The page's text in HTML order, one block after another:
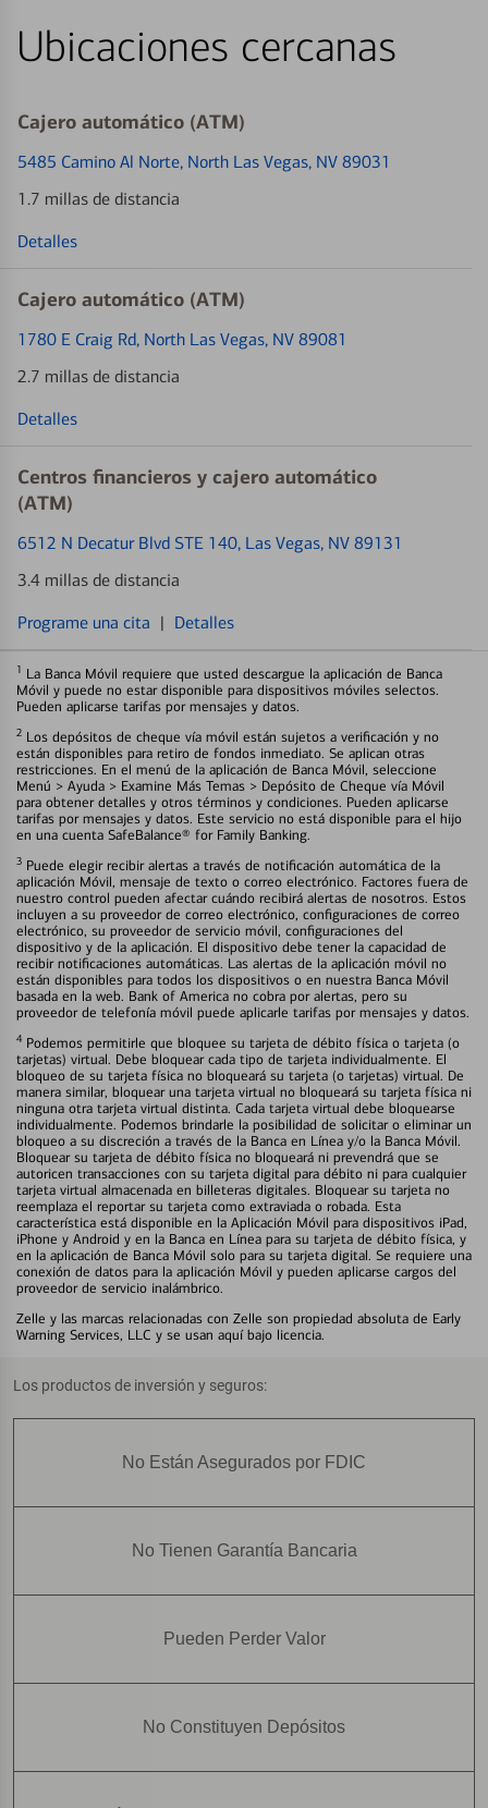
Ubicaciones cercanas
Cajero automático (ATM)
5485 Camino Al Norte, North Las Vegas, NV 89031
1.7 millas de distancia
Detalles
Cajero automático (ATM)
1780 E Craig Rd, North Las Vegas, NV 89081
2.7 millas de distancia
Detalles
Centros financieros y cajero automático
(ATM)
6512 N Decatur Blvd STE 140, Las Vegas, NV 89131
3.4 millas de distancia
Programe una cita | Detalles
1 La Banca Móvil requiere que usted descargue la aplicación de Banca
Móvil y puede no estar disponible para dispositivos móviles selectos.
Pueden aplicarse tarifas por mensajes y datos.
2 Los depósitos de cheque vía móvil están sujetos a verificación y no
están disponibles para retiro de fondos inmediato. Se aplican otras
restricciones. En el menú de la aplicación de Banca Móvil, seleccione
Menú > Ayuda > Examine Más Temas > Depósito de Cheque vía Móvil
para obtener detalles y otros términos y condiciones. Pueden aplicarse
tarifas por mensajes y datos. Este servicio no está disponible para el hijo
en una cuenta SafeBalance® for Family Banking.
3 Puede elegir recibir alertas a través de notificación automática de la
aplicación Móvil, mensaje de texto o correo electrónico. Factores fuera de
nuestro control pueden afectar cuándo recibirá alertas de nosotros. Estos
incluyen a su proveedor de correo electrónico, configuraciones de correo
electrónico, su proveedor de servicio móvil, configuraciones del
dispositivo y de la aplicación. El dispositivo debe tener la capacidad de
recibir notificaciones automáticas. Las alertas de la aplicación móvil no
están disponibles para todos los dispositivos o en nuestra Banca Móvil
basada en la web. Bank of America no cobra por alertas, pero su
proveedor de telefonía móvil puede aplicarle tarifas por mensajes y datos.
4 Podemos permitirle que bloquee su tarjeta de débito física o tarjeta (o
tarjetas) virtual. Debe bloquear cada tipo de tarjeta individualmente. El
bloqueo de su tarjeta física no bloqueará su tarjeta (o tarjetas) virtual. De
manera similar, bloquear una tarjeta virtual no bloqueará su tarjeta física ni
ninguna otra tarjeta virtual distinta. Cada tarjeta virtual debe bloquearse
individualmente. Podemos brindarle la posibilidad de solicitar o eliminar un
bloqueo a su discreción a través de la Banca en Línea y/o la Banca Móvil.
Bloquear su tarjeta de débito física no bloqueará ni prevendrá que se
autoricen transacciones con su tarjeta digital para débito ni para cualquier
tarjeta virtual almacenada en billeteras digitales. Bloquear su tarjeta no
reemplaza el reportar su tarjeta como extraviada o robada. Esta
característica está disponible en la Aplicación Móvil para dispositivos iPad,
iPhone y Android y en la Banca en Línea para su tarjeta de débito física, y
en la aplicación de Banca Móvil solo para su tarjeta digital. Se requiere una
conexión de datos para la aplicación Móvil y pueden aplicarse cargos del
proveedor de servicio inalámbrico.
Zelle y las marcas relacionadas con Zelle son propiedad absoluta de Early
Warning Services, LLC y se usan aquí bajo licencia.
Los productos de inversión y seguros:
No Están Asegurados por FDIC
No Tienen Garantía Bancaria
Pueden Perder Valor
No Constituyen Depósitos